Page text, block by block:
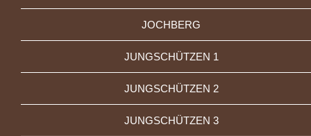
JOCHBERG
JUNGSCHÜTZEN 1
JUNGSCHÜTZEN 2
JUNGSCHÜTZEN 3